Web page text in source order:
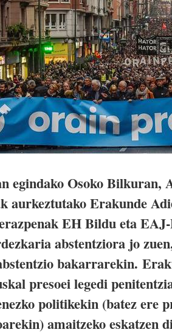
egindako Osoko Bilkuran,
aurkeztutako Erakunde
EH Bildu eta
abstentziora jo
bakarrarekin.
presoei legedi
politikekin (batez ere
amaitzeko eskatzen